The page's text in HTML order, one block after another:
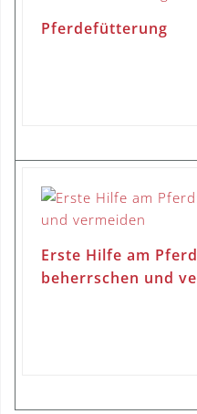
Pferdefütterung
Erste Hilfe am
beherrschen und